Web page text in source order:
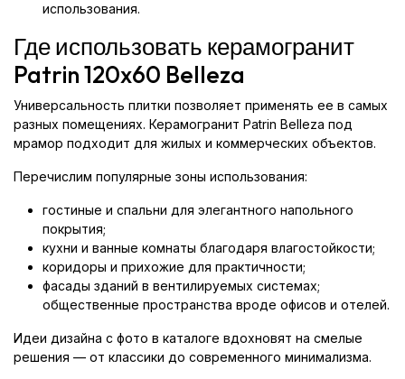
использования.
Где использовать керамогранит
Patrin 120x60 Belleza
Универсальность плитки позволяет применять ее в самых
разных помещениях. Керамогранит Patrin Belleza под
мрамор подходит для жилых и коммерческих объектов.
Перечислим популярные зоны использования:
гостиные и спальни для элегантного напольного
покрытия;
кухни и ванные комнаты благодаря влагостойкости;
коридоры и прихожие для практичности;
фасады зданий в вентилируемых системах;
общественные пространства вроде офисов и отелей.
Идеи дизайна с фото в каталоге вдохновят на смелые
решения — от классики до современного минимализма.